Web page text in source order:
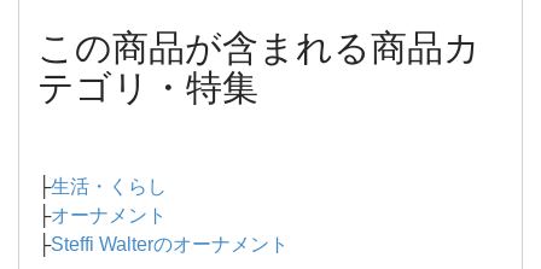
この商品が含まれる商品カ
テゴリ・特集
├生活・くらし
├オーナメント
├Steffi Walterのオーナメント